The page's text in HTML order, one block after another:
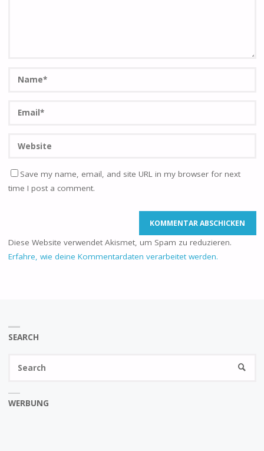
Save my name, email, and site URL in my browser for next
time I post a comment.
Diese Website verwendet Akismet, um Spam zu reduzieren.
Erfahre, wie deine Kommentardaten verarbeitet werden.
SEARCH
WERBUNG